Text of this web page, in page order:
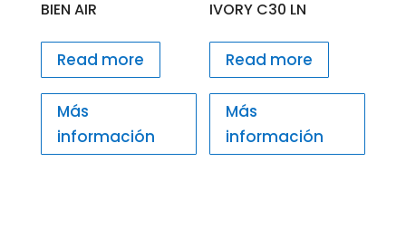
BIEN AIR
Read more
Más
información
IVORY C30 LN
Read more
Más
información